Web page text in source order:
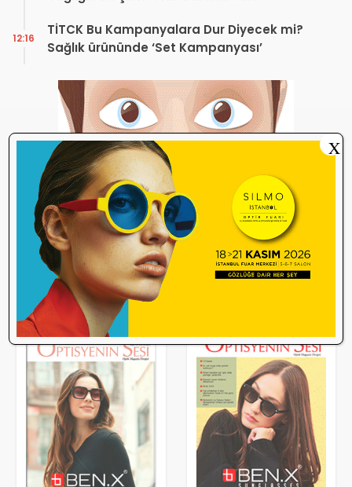
TİTCK Bu Kampanyalara Dur Diyecek mi?
Sağlık ürününde ‘Set Kampanyası’
12:16
X